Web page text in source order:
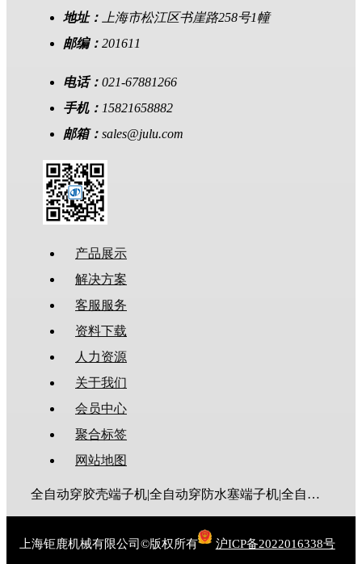
地址：
上海市松江区书崖路258号1幢
邮编： 201611
电话： 021-67881266
手机： 15821658882
邮箱： sales@julu.com
产品展示
解决方案
客服服务
资料下载
人力资源
关于我们
会员中心
聚合标签
网站地图
全自动穿胶壳端子机|全自动穿防水塞端子机|全自动穿热缩管端子机|全自动穿护套端子机|全自动穿号码管端子机|全自动端子机|全自动穿防水栓端子机|端子压着机|端子压接机|静音端子机|多芯线端子机|护套线端子机|全自动排线端子机|新能源大平方压接机|电脑剥线机|自动剥线机|裁线机|剥线机
上海钜鹿机械有限公司©版权所有 沪ICP备2022016338号